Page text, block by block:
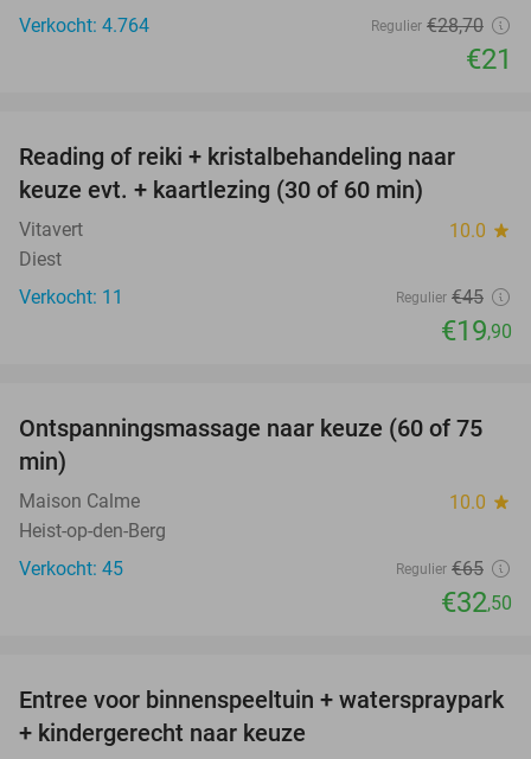
Verkocht: 4.764
Regulier €28,70
€21
Reading of reiki + kristalbehandeling naar
keuze evt. + kaartlezing (30 of 60 min)
Vitavert 10.0 star
Diest
Verkocht: 11
Regulier €45
€19,90
50%
Ontspanningsmassage naar keuze (60 of 75
min)
Maison Calme 10.0 star
Heist-op-den-Berg
Verkocht: 45
Regulier €65
€32,50
40%
Entree voor binnenspeeltuin + waterspraypark
+ kindergerecht naar keuze